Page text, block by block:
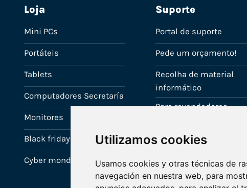
Utilizamos cookies
Usamos cookies y otras técnicas de
navegación en nuestra web, para
Loja
Mini PCs
Portáteis
Tablets
Computadores Secretaría
Monitores
Black friday
Cyber monday
Suporte
Portal de suporte
Pede um orçamento!
Recolha de material
informático
Para revendedores